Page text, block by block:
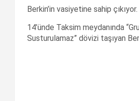
Berkin’in vasiyetine sahip çıkıyor.
14’ünde Taksim meydanında
Susturulamaz” dövizi taşıyan